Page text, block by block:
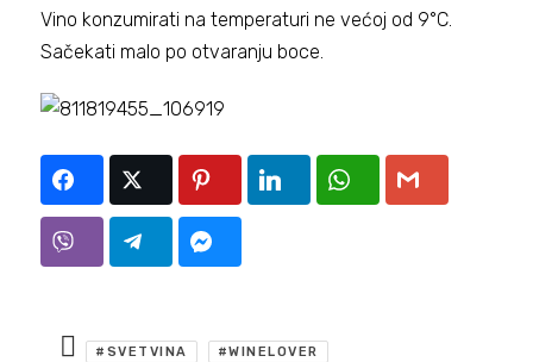
Vino konzumirati na temperaturi ne većoj od 9°C.
Sačekati malo po otvaranju boce.
#SVETVINA
#WINELOVER